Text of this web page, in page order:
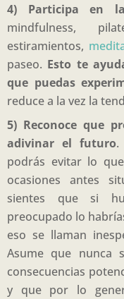
4) Participa en
mindfulness,
estiramientos,
paseo. Esto te
que puedas
reduce a la vez la
5) Reconoce que
adivinar el futuro.
podrás evitar lo
ocasiones antes
sientes que si
preocupado lo
eso se llaman
Asume que nunca
consecuencias
y que por lo